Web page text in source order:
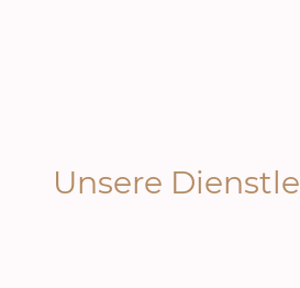
Unsere